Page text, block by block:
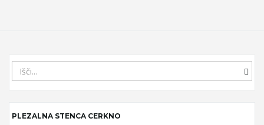
e
a
r
c
PLEZALNA STENCA CERKNO